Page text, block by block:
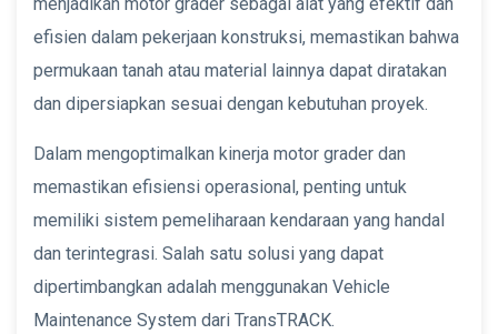
efisien dalam pekerjaan konstruksi, memastikan bahwa
permukaan tanah atau material lainnya dapat diratakan
dan dipersiapkan sesuai dengan kebutuhan proyek.
Dalam mengoptimalkan kinerja motor grader dan
memastikan efisiensi operasional, penting untuk
memiliki sistem pemeliharaan kendaraan yang handal
dan terintegrasi. Salah satu solusi yang dapat
dipertimbangkan adalah menggunakan Vehicle
Maintenance System dari TransTRACK.